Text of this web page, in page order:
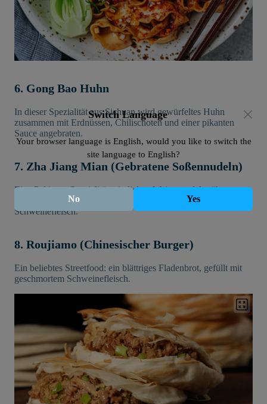
6. Gong Bao Huhn
In dieser Spezialität aus Sichuan wird gewürfeltes Huhn
zusammen mit Erdnüssen, Chilischoten und einer pikanten
Sauce angebraten.
7. Zha Jiang Mian (Gebratene Soßennudeln)
Eine Pekinger Spezialität mit dicken Weizennudeln, überzogen
mit würziger Sojabohnenpaste und zerkleinertem
Schweinefleisch.
8. Roujiamo (Chinesischer Burger)
Ein beliebtes Streetfood: ein blättriges Fladenbrot, gefüllt mit
geschmortem Schweinefleisch.
Switch Language
Your browser language is English, would you like to switch the
site language to English?
No Yes